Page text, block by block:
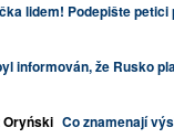
lidem! Podepište
informován, že Rusko
Oryński Co znamenají